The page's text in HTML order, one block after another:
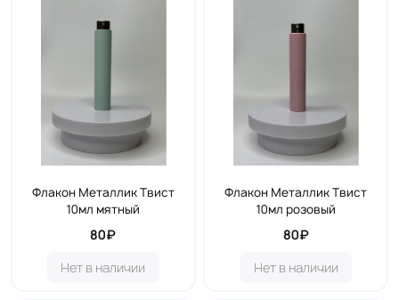
Флакон Металлик Твист
10мл мятный
80₽
Нет в наличии
Флакон Металлик Твист
10мл розовый
80₽
Нет в наличии